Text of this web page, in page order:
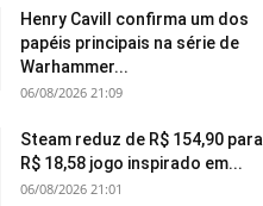
Henry Cavill confirma um dos
papéis principais na série de
Warhammer...
06/08/2026 21:09
Steam reduz de R$ 154,90 para
R$ 18,58 jogo inspirado em...
06/08/2026 21:01